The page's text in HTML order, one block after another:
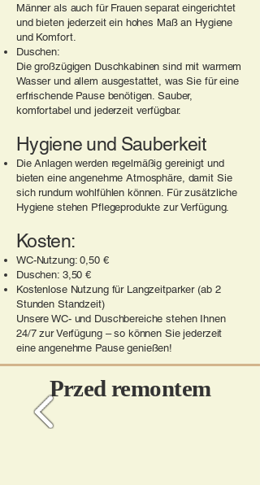
Männer als auch für Frauen separat eingerichtet
und bieten jederzeit ein hohes Maß an Hygiene
und Komfort.
Duschen:
Die großzügigen Duschkabinen sind mit warmem
Wasser und allem ausgestattet, was Sie für eine
erfrischende Pause benötigen. Sauber,
komfortabel und jederzeit verfügbar.
Hygiene und Sauberkeit
Die Anlagen werden regelmäßig gereinigt und
bieten eine angenehme Atmosphäre, damit Sie
sich rundum wohlfühlen können. Für zusätzliche
Hygiene stehen Pflegeprodukte zur Verfügung.
Kosten:
WC-Nutzung: 0,50 €
Duschen: 3,50 €
Kostenlose Nutzung für Langzeitparker (ab 2
Stunden Standzeit)
Unsere WC- und Duschbereiche stehen Ihnen
24/7 zur Verfügung – so können Sie jederzeit
eine angenehme Pause genießen!
Przed remontem